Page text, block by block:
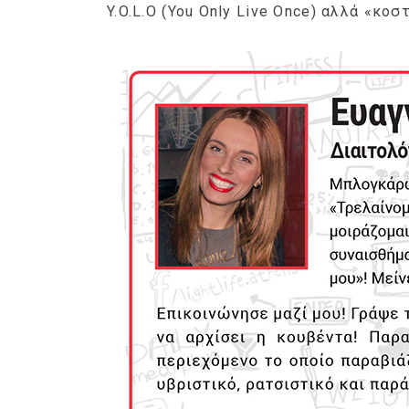
Y.O.L.O (You Only Live Once) αλλά